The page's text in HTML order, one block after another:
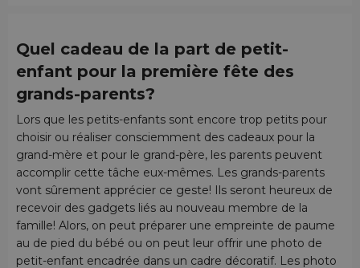
Quel cadeau de la part de petit-
enfant pour la première fête des
grands-parents?
Lors que les petits-enfants sont encore trop petits pour
choisir ou réaliser consciemment des cadeaux pour la
grand-mère et pour le grand-père, les parents peuvent
accomplir cette tâche eux-mêmes. Les grands-parents
vont sûrement apprécier ce geste! Ils seront heureux de
recevoir des gadgets liés au nouveau membre de la
famille! Alors, on peut préparer une empreinte de paume
au de pied du bébé ou on peut leur offrir une photo de
petit-enfant encadrée dans un cadre décoratif. Les photo